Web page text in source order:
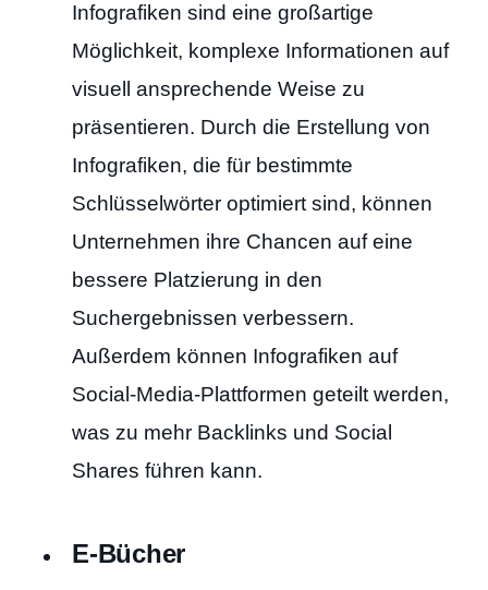
Infografiken sind eine großartige
Möglichkeit, komplexe Informationen auf
visuell ansprechende Weise zu
präsentieren. Durch die Erstellung von
Infografiken, die für bestimmte
Schlüsselwörter optimiert sind, können
Unternehmen ihre Chancen auf eine
bessere Platzierung in den
Suchergebnissen verbessern.
Außerdem können Infografiken auf
Social-Media-Plattformen geteilt werden,
was zu mehr Backlinks und Social
Shares führen kann.
E-Bücher